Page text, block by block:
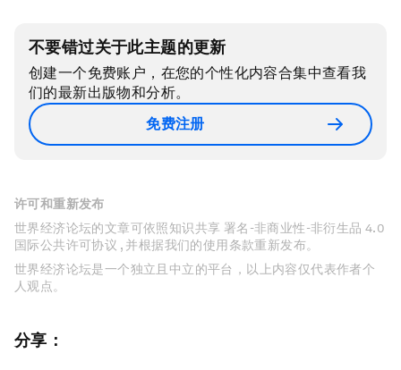
不要错过关于此主题的更新
创建一个免费账户，在您的个性化内容合集中查看我
们的最新出版物和分析。
免费注册
许可和重新发布
世界经济论坛的文章可依照知识共享 署名-非商业性-非衍生品 4.0
国际公共许可协议 , 并根据我们的使用条款重新发布。
世界经济论坛是一个独立且中立的平台，以上内容仅代表作者个
人观点。
分享：